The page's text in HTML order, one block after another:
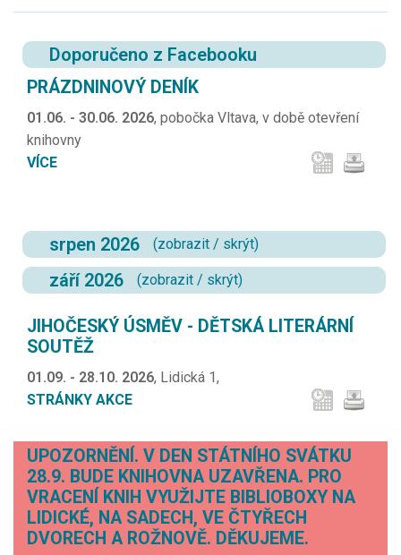
Doporučeno z Facebooku
PRÁZDNINOVÝ DENÍK
01.06. - 30.06. 2026, pobočka Vltava, v době otevření
knihovny
VÍCE
srpen 2026 (zobrazit / skrýt)
září 2026 (zobrazit / skrýt)
JIHOČESKÝ ÚSMĚV - DĚTSKÁ LITERÁRNÍ
SOUTĚŽ
01.09. - 28.10. 2026, Lidická 1,
STRÁNKY AKCE
UPOZORNĚNÍ. V DEN STÁTNÍHO SVÁTKU
28.9. BUDE KNIHOVNA UZAVŘENA. PRO
VRACENÍ KNIH VYUŽIJTE BIBLIOBOXY NA
LIDICKÉ, NA SADECH, VE ČTYŘECH
DVORECH A ROŽNOVĚ. DĚKUJEME.